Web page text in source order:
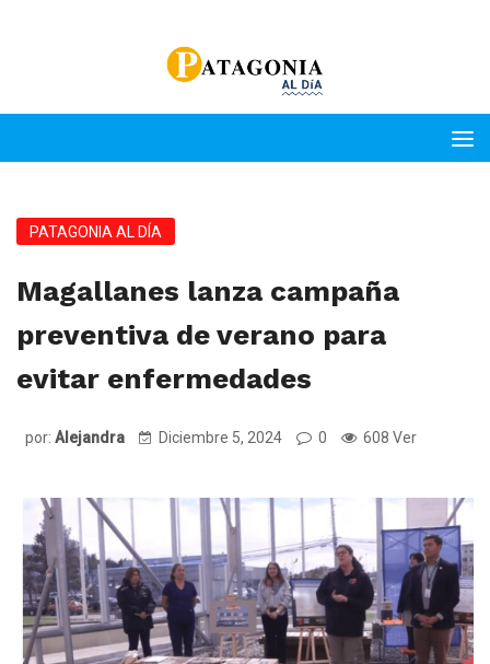
PATAGONIA AL DÍA
Magallanes lanza campaña
preventiva de verano para
evitar enfermedades
por: Alejandra Diciembre 5, 2024 0 608 Ver